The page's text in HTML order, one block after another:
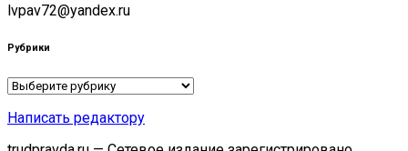
lvpav72@yandex.ru
Рубрики
Рубрики
Написать редактору